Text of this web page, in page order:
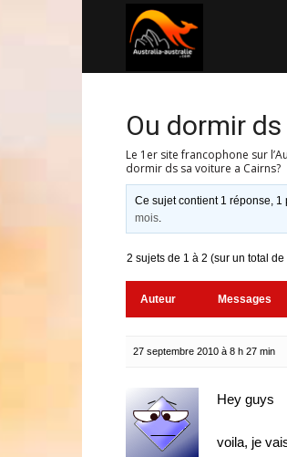
Ou dormir
Le 1er site francophone sur
dormir ds sa voiture a Cairns?
Ce sujet contient 1 réponse,
mois.
2 sujets de 1 à 2 (sur un total de
Auteur Messages
27 septembre 2010 à 8 h 27 min
Hey guys
voila, je